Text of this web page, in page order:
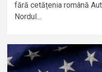
fără cetățenia română
Nordul...